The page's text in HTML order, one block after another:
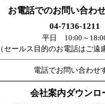
お電話でのお問い合わ
04-7136-1211
平日 10:00～
（セールス目的のお電話はご遠
電話でお問い合わせ
会社案内ダウンロ